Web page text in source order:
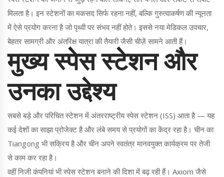
मिलता है। इन स्टेशनों का मकसद सिर्फ रहना नहीं, बल्कि गुरुत्वाकर्षण की न्यूनता
में ऐसे प्रयोग करना है जो पृथ्वी पर संभव नहीं होते। इससे नया मेडिकल उपचार,
बेहतर सामग्री और अंतरिक्ष यात्रा की तैयारी जैसी चीज़ें सामने आती हैं।
मुख्य स्पेस स्टेशन और
उनका उद्देश्य
सबसे बड़े और परिचित स्टेशन में अंतरराष्ट्रीय स्पेस स्टेशन (ISS) आता है — यह
कई देशों का साझा प्रोजेक्ट है और लंबे समय से प्रयोगों का केंद्र रहा है। चीन का
Tiangong भी सक्रिय है और चीन अपने स्वतंत्र मानवयुक्त कार्यक्रम पर तेजी
से काम कर रहा है।
वहीं निजी कंपनियां भी स्पेस स्टेशन बनाने की दिशा में बढ़ रही हैं। Axiom जैसे